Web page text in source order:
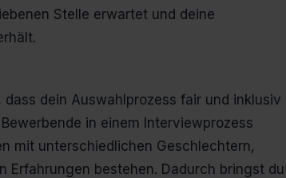
Stelle erwartet und deine
dein Auswahlprozess fair und inklusiv
in einem Interviewprozess
mit unterschiedlichen Geschlechtern,
Erfahrungen bestehen. Dadurch bringst du